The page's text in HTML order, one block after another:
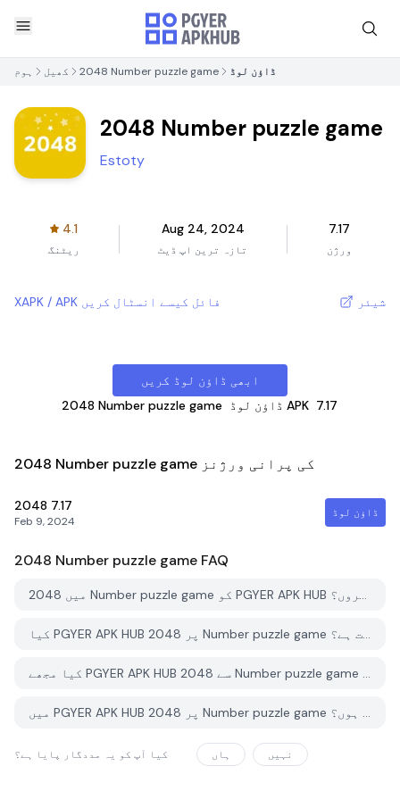
ہوم کھیل 2048 Number puzzle game ڈاؤن لوڈ
2048 Number puzzle game
Estoty
4.1
ریٹنگ
Aug 24, 2024
تازہ ترین اپ ڈیٹ
7.17
ورژن
XAPK / APK فائل کیسے انسٹال کریں شیئر
ابھی ڈاؤن لوڈ کریں
2048 Number puzzle game
ڈاؤن لوڈ APK 7.17
2048 Number puzzle game کی پرانی ورژنز
2048 7.17
Feb 9, 2024
ڈاؤن لوڈ
2048 Number puzzle game FAQ
میں 2048 Number puzzle game کو PGYER APK HUB سے کیسے ڈاؤن لوڈ کروں؟
کیا PGYER APK HUB پر 2048 Number puzzle game کو مفت ڈاؤن لوڈ کرنے کی اجازت ہے؟
کیا مجھے PGYER APK HUB سے 2048 Number puzzle game ڈاؤن لوڈ کرنے کے لئے اکاؤنٹ کی ضرورت ہے؟
میں PGYER APK HUB پر 2048 Number puzzle game کے ساتھ کوئی مسئلہ کیسے رپورٹ کرسکتا ہوں؟
کیا آپ کو یہ مددگار پایا ہے؟ ہاں نہیں